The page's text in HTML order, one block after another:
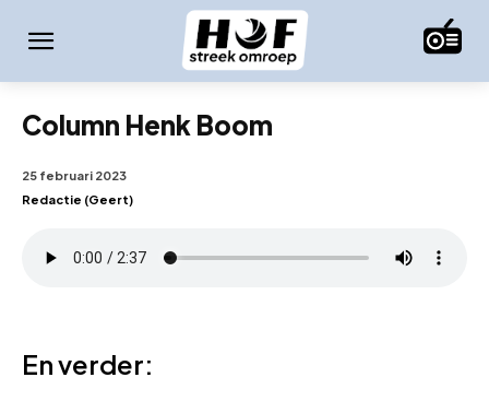
Column Henk Boom
25 februari 2023
Redactie (Geert)
En verder: